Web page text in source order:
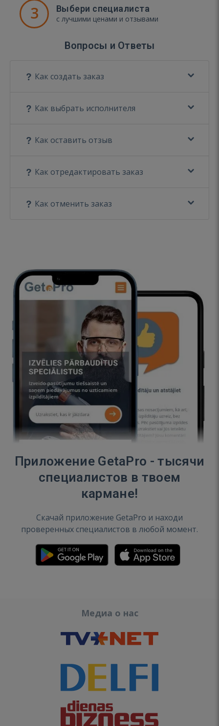
3 Выбери специалиста
с лучшими ценами и отзывами
Вопросы и Ответы
Как создать заказ
Как выбрать исполнителя
Как оставить отзыв
Как отредактировать заказ
Как отменить заказ
Приложение GetaPro - тысячи
специалистов в твоем
кармане!
Скачай приложение GetaPro и находи
проверенных специалистов в любой момент.
Медиа о нас